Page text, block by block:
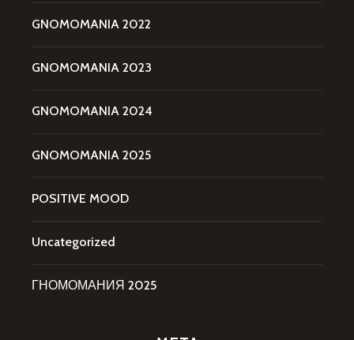
GNOMOMANIA 2022
GNOMOMANIA 2023
GNOMOMANIA 2024
GNOMOMANIA 2025
POSITIVE MOOD
Uncategorized
ГНОМОМАНИЯ 2025